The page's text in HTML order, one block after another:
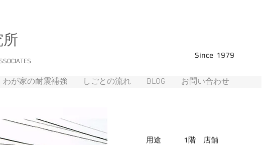
Since 1979
わが家の耐震補強 しごとの流れ BLOG お問い合わせ
用途 1階 店舗